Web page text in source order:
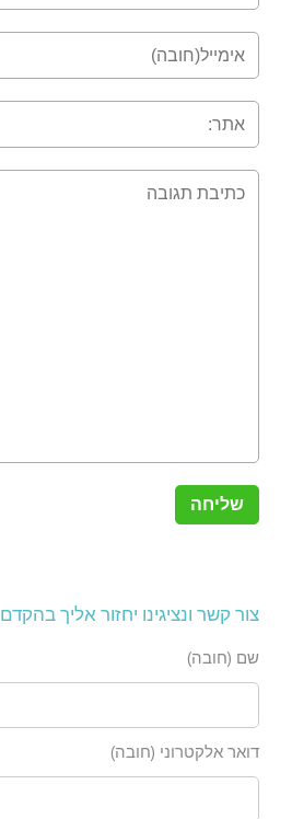
צור קשר ונציגינו יחזור אליך בהקדם
שם (חובה)
דואר אלקטרוני (חובה)